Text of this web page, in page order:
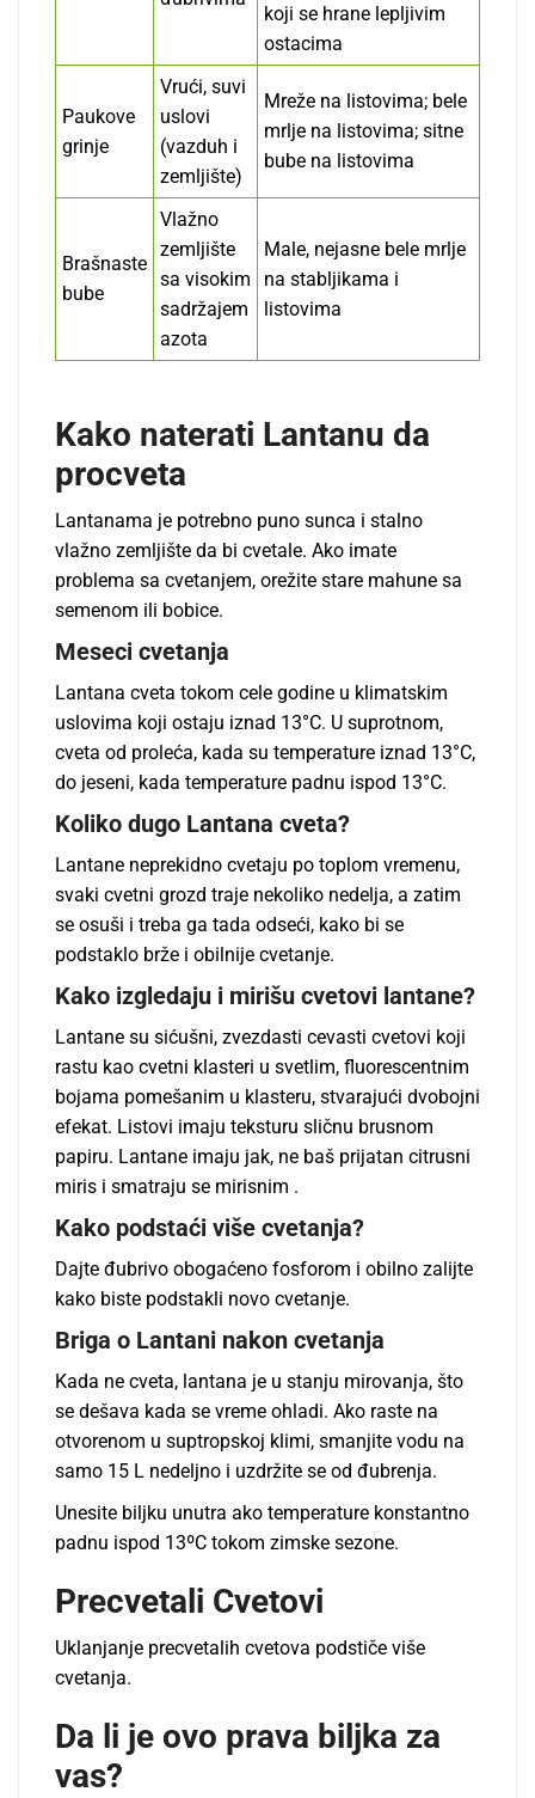
koji se hrane lepljivim
ostacima
Paukove
grinje
Vrući, suvi
uslovi
(vazduh i
zemljište)
Mreže na listovima; bele
mrlje na listovima; sitne
bube na listovima
Brašnaste
bube
Vlažno
zemljište
sa visokim
sadržajem
azota
Male, nejasne bele mrlje
na stabljikama i
listovima
Kako naterati Lantanu da
procveta
Lantanama je potrebno puno sunca i stalno
vlažno zemljište da bi cvetale. Ako imate
problema sa cvetanjem, orežite stare mahune sa
semenom ili bobice.
Meseci cvetanja
Lantana cveta tokom cele godine u klimatskim
uslovima koji ostaju iznad 13°C. U suprotnom,
cveta od proleća, kada su temperature iznad 13°C,
do jeseni, kada temperature padnu ispod 13°C.
Koliko dugo Lantana cveta?
Lantane neprekidno cvetaju po toplom vremenu,
svaki cvetni grozd traje nekoliko nedelja, a zatim
se osuši i treba ga tada odseći, kako bi se
podstaklo brže i obilnije cvetanje.
Kako izgledaju i mirišu cvetovi lantane?
Lantane su sićušni, zvezdasti cevasti cvetovi koji
rastu kao cvetni klasteri u svetlim, fluorescentnim
bojama pomešanim u klasteru, stvarajući dvobojni
efekat. Listovi imaju teksturu sličnu brusnom
papiru. Lantane imaju jak, ne baš prijatan citrusni
miris i smatraju se mirisnim .
Kako podstaći više cvetanja?
Dajte đubrivo obogaćeno fosforom i obilno zalijte
kako biste podstakli novo cvetanje.
Briga o Lantani nakon cvetanja
Kada ne cveta, lantana je u stanju mirovanja, što
se dešava kada se vreme ohladi. Ako raste na
otvorenom u suptropskoj klimi, smanjite vodu na
samo 15 L nedeljno i uzdržite se od đubrenja.
Unesite biljku unutra ako temperature konstantno
padnu ispod 13ºC tokom zimske sezone.
Precvetali Cvetovi
Uklanjanje precvetalih cvetova podstiče više
cvetanja.
Da li je ovo prava biljka za
vas?